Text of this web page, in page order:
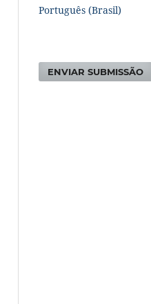
Português (Brasil)
ENVIAR SUBMISSÃO